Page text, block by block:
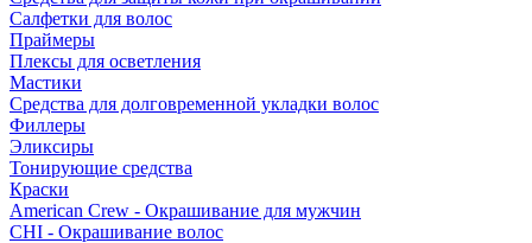
Салфетки для волос
Праймеры
Плексы для осветления
Мастики
Средства для долговременной укладки волос
Филлеры
Эликсиры
Тонирующие средства
Краски
American Crew - Окрашивание для мужчин
CHI - Окрашивание волос